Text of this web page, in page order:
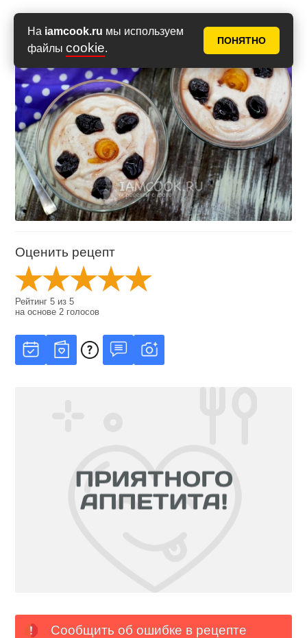
На iamcook.ru мы используем
файлы cookie.
ПОНЯТНО
Оценить рецепт
Рейтинг5 из5
на основе2 голосов
Сообщить об ошибке в рецепте